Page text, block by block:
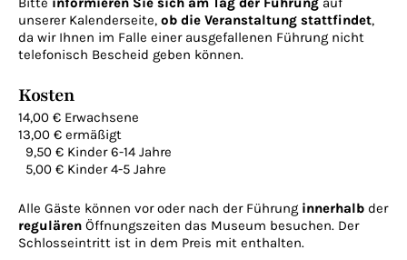
unserer Kalenderseite, ob die Veranstaltung stattfindet,
da wir Ihnen im Falle einer ausgefallenen Führung nicht
telefonisch Bescheid geben können.
Kosten
14,00 € Erwachsene
13,00 € ermäßigt
9,50 € Kinder 6-14 Jahre
5,00 € Kinder 4-5 Jahre
Alle Gäste können vor oder nach der Führung innerhalb der
regulären Öffnungszeiten das Museum besuchen. Der
Schlosseintritt ist in dem Preis mit enthalten.